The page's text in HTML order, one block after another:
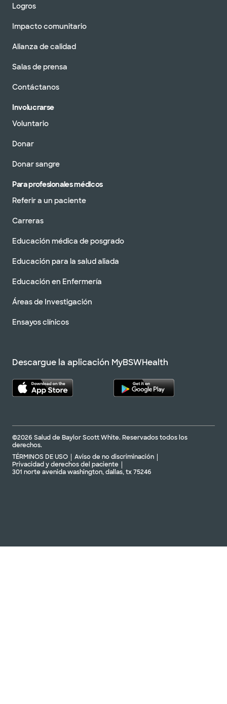
Logros
Impacto comunitario
Alianza de calidad
Salas de prensa
Contáctanos
Involucrarse
Voluntario
Donar
Donar sangre
Para profesionales médicos
Referir a un paciente
Carreras
Educación médica de posgrado
Educación para la salud aliada
Educación en Enfermería
Áreas de Investigación
Ensayos clínicos
Descargue la aplicación MyBSWHealth
©2026 Salud de Baylor Scott White. Reservados todos los
derechos.
TÉRMINOS DE USO
Aviso de no discriminación
Privacidad y derechos del paciente
301 norte avenida washington, dallas, tx 75246